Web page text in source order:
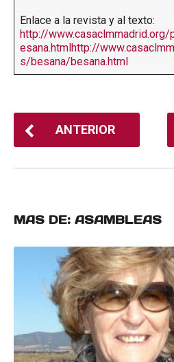
Enlace a la revista y al texto:
http://
esana.htmlhttp://
s/besana/besana.html
ANTERIOR
MAS DE: ASAMBLEAS